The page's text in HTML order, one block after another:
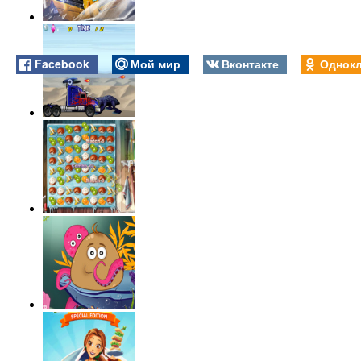
Facebook Мой мир Вконтакте